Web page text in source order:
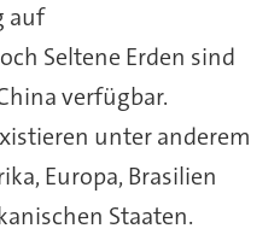
auf
Seltene Erden sind
verfügbar.
unter anderem
Europa, Brasilien
Staaten.